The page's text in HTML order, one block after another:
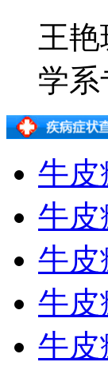
王
学系
牛皮
牛皮
牛皮
牛皮
牛皮